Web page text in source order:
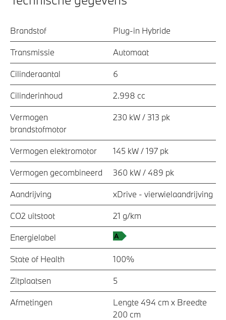
Brandstof Plug-in Hybride
Transmissie Automaat
Cilinderaantal 6
Cilinderinhoud 2.998 cc
Vermogen
brandstofmotor
230 kW / 313 pk
Vermogen elektromotor 145 kW / 197 pk
Vermogen gecombineerd 360 kW / 489 pk
Aandrijving xDrive - vierwielaandrijving
CO2 uitstoot 21 g/km
Energielabel
State of Health 100%
Zitplaatsen 5
Afmetingen
Lengte 494 cm x Breedte
200 cm